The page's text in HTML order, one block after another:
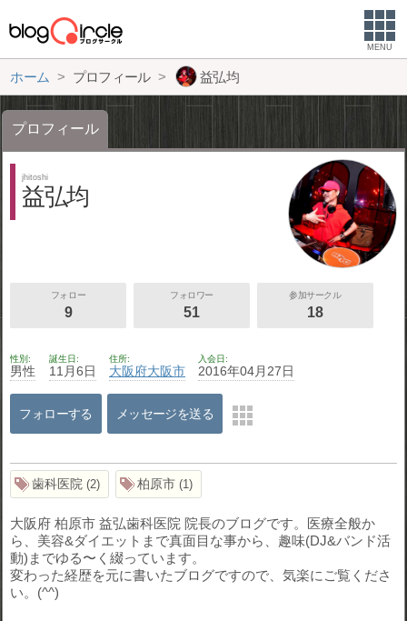
MENU
ホーム プロフィール 益弘均
プロフィール
jhitoshi
益弘均
フォロー
9
フォロワー
51
参加サークル
18
性別
男性
誕生日
11月6日
住所
大阪府大阪市
入会日
2016年04月27日
フォローする メッセージを送る
歯科医院 2 柏原市 1
大阪府 柏原市 益弘歯科医院 院長のブログです。医療全般か
ら、美容&ダイエットまで真面目な事から、趣味(DJ&バンド活
動)までゆる〜く綴っています。
変わった経歴を元に書いたブログですので、気楽にご覧くださ
い。(^^)